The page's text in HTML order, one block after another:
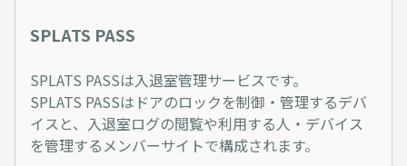
SPLATS PASS
SPLATS PASSは入退室管理サービスです。
SPLATS PASSはドアのロックを制御・管理するデバ
イスと、入退室ログの閲覧や利用する人・デバイス
を管理するメンバーサイトで構成されます。